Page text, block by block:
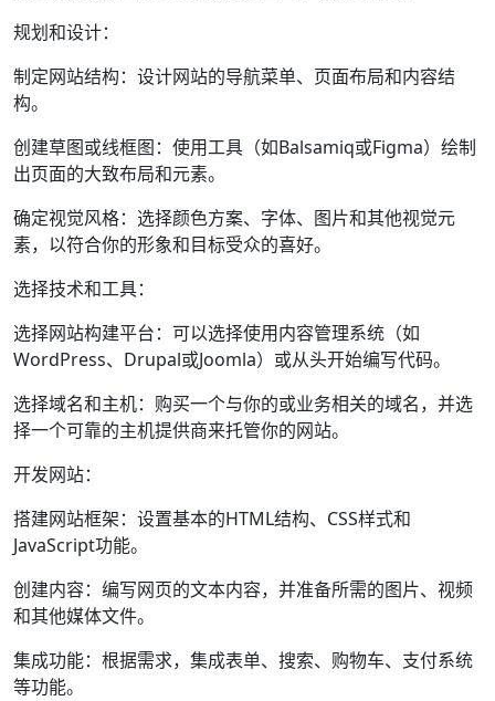
规划和设计：
制定网站结构：设计网站的导航菜单、页面布局和内容结
构。
创建草图或线框图：使用工具（如Balsamiq或Figma）绘制
出页面的大致布局和元素。
确定视觉风格：选择颜色方案、字体、图片和其他视觉元
素，以符合你的形象和目标受众的喜好。
选择技术和工具：
选择网站构建平台：可以选择使用内容管理系统（如
WordPress、Drupal或Joomla）或从头开始编写代码。
选择域名和主机：购买一个与你的或业务相关的域名，并选
择一个可靠的主机提供商来托管你的网站。
开发网站：
搭建网站框架：设置基本的HTML结构、CSS样式和
JavaScript功能。
创建内容：编写网页的文本内容，并准备所需的图片、视频
和其他媒体文件。
集成功能：根据需求，集成表单、搜索、购物车、支付系统
等功能。